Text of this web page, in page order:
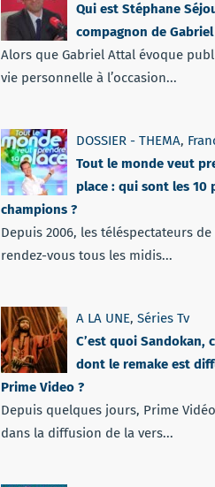
Qui est Stéphane
compagnon de
Alors que Gabriel Attal évoque
vie personnelle à l’occasion...
DOSSIER - THEMA,
Tout le monde veut
place : qui sont les 10
champions ?
Depuis 2006, les téléspectateurs de
rendez-vous tous les midis...
A LA UNE, Séries Tv
C’est quoi Sandokan,
dont le remake est
Prime Video ?
Depuis quelques jours, Prime
dans la diffusion de la vers...